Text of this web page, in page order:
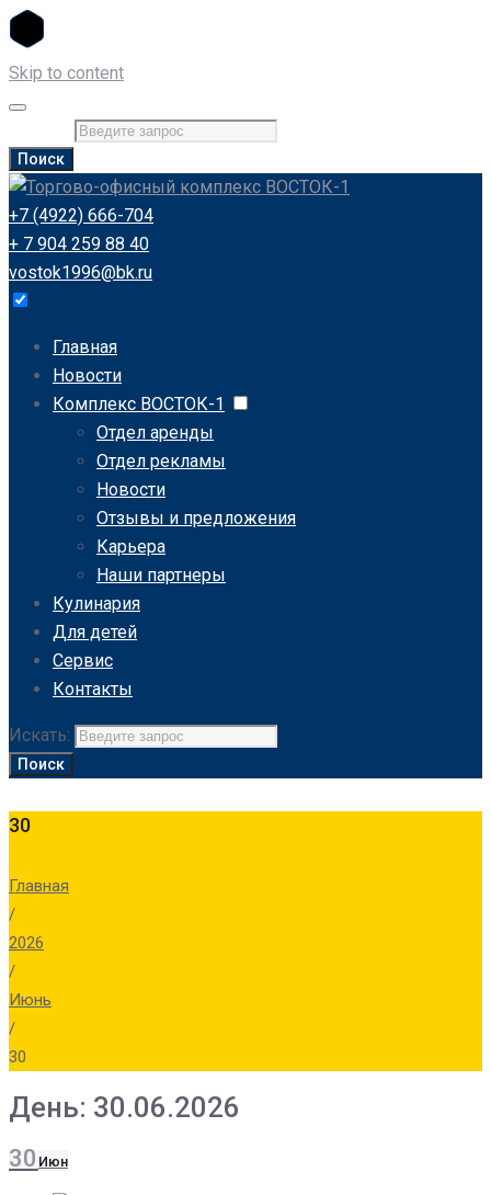
Skip to content
Поиск
+7 (4922) 666-704
+ 7 904 259 88 40
vostok1996@bk.ru
Главная
Новости
Комплекс ВОСТОК-1
Отдел аренды
Отдел рекламы
Новости
Отзывы и предложения
Карьера
Наши партнеры
Кулинария
Для детей
Сервис
Контакты
Искать:
Поиск
30
Главная
/
2026
/
Июнь
/
30
День: 30.06.2026
30 Июн